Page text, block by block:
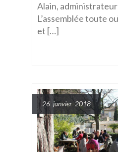
Alain,
L’assemblée toute
et […]
26 janvier 2018